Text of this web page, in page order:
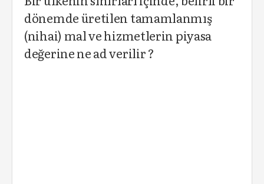
dönemde üretilen tamamlanmış
(nihai) mal ve hizmetlerin piyasa
değerine ne ad verilir ?